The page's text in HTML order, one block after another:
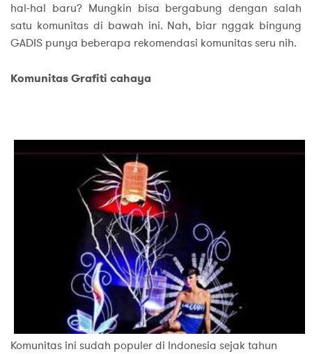
hal-hal baru? Mungkin bisa bergabung dengan salah
satu komunitas di bawah ini. Nah, biar nggak bingung
GADIS punya beberapa rekomendasi komunitas seru nih.
Komunitas Grafiti cahaya
Komunitas ini sudah populer di Indonesia sejak tahun